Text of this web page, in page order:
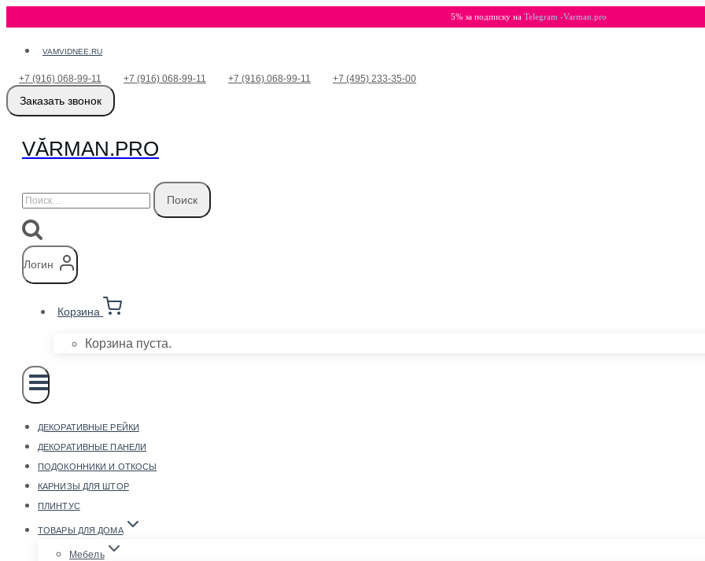
5% за подписку на Telegram -Varman.pro
Перейти
содержимому
VAMVIDNEE.RU
+7 (916) 068-99-11 +7 (916) 068-99-11 +7 (916) 068-99-11 +7 (495) 233-35-00
Заказать звонок
VӐRMAN.PRO
Найти:
Логин
Корзина
Корзина пуста.
ДЕКОРАТИВНЫЕ РЕЙКИ
ДЕКОРАТИВНЫЕ ПАНЕЛИ
ПОДОКОННИКИ И ОТКОСЫ
КАРНИЗЫ ДЛЯ ШТОР
ПЛИНТУС
ТОВАРЫ ДЛЯ ДОМА
Мебель